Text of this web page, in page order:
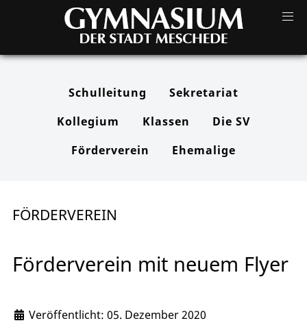
Schulleitung
Sekretariat
Kollegium
Klassen
Die SV
Förderverein
Ehemalige
FÖRDERVEREIN
Förderverein mit neuem Flyer
Veröffentlicht: 05. Dezember 2020